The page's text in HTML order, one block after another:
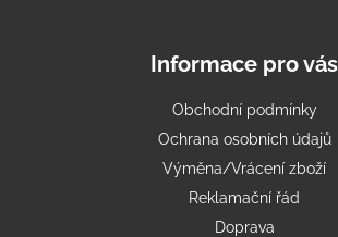
Informace pro vás
Obchodní podmínky
Ochrana osobních údajů
Výměna/Vrácení zboží
Reklamační řád
Doprava